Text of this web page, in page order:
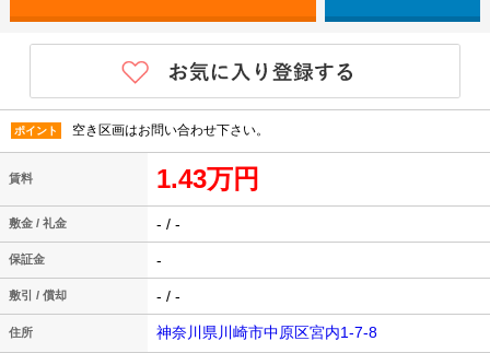
ポイント 空き区画はお問い合わせ下さい。
賃料 1.43万円
敷金 / 礼金 - / -
保証金 -
敷引 / 償却 - / -
住所 神奈川県川崎市中原区宮内1-7-8